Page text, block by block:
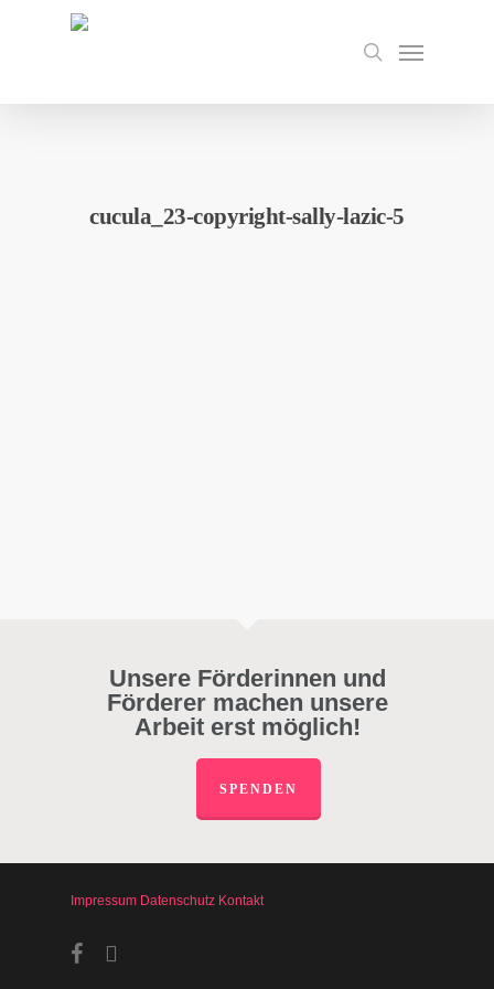
search
Menu
cucula_23-copyright-sally-lazic-5
Unsere Förderinnen und
Förderer machen unsere
Arbeit erst möglich!
SPENDEN
Impressum Datenschutz Kontakt
facebookinstagram